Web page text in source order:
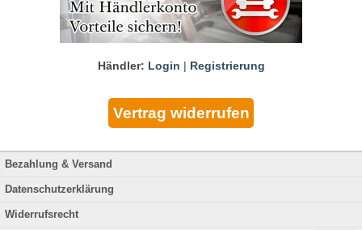
Händler: Login | Registrierung
Bezahlung & Versand
Datenschutzerklärung
Widerrufsrecht